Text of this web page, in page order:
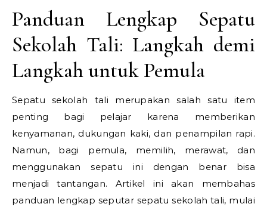
Panduan Lengkap Sepatu
Sekolah Tali: Langkah demi
Langkah untuk Pemula
Sepatu sekolah tali merupakan salah satu item
penting bagi pelajar karena memberikan
kenyamanan, dukungan kaki, dan penampilan rapi.
Namun, bagi pemula, memilih, merawat, dan
menggunakan sepatu ini dengan benar bisa
menjadi tantangan. Artikel ini akan membahas
panduan lengkap seputar sepatu sekolah tali, mulai